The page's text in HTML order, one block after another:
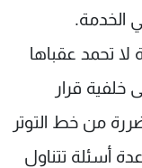
لا تحمد عقباها
خلفية قرار
من خط التوتر
أسئلة تتناول